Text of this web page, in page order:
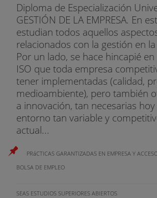
Diploma de Especialización
GESTIÓN DE LA EMPRESA. En
estudian todos aquellos
relacionados con la gestión en
Por un lado, se hace hincapié
ISO que toda empresa
tener implementadas (calidad,
medioambiente), pero también
a innovación, tan necesarias
entorno tan variable y
actual...
PRáCTICAS GARANTIZADAS EN EMPRESA Y
BOLSA DE EMPLEO
SEAS ESTUDIOS SUPERIORES ABIERTOS